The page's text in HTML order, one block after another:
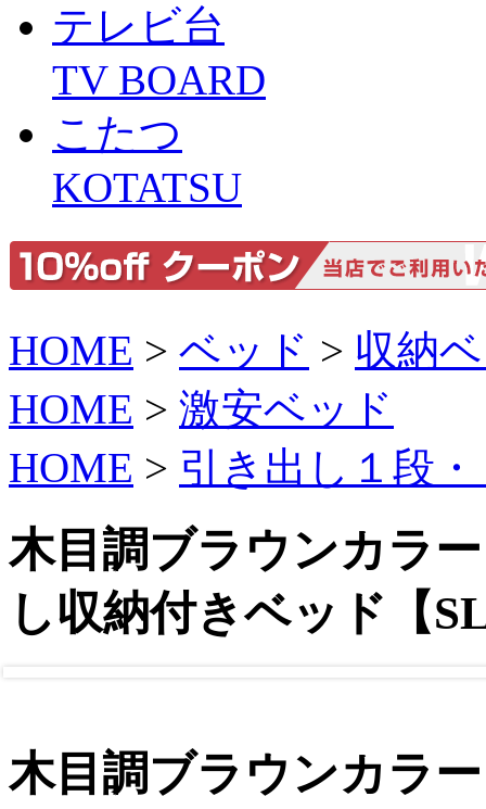
テレビ台
TV BOARD
こたつ
KOTATSU
HOME > ベッド > 収納
HOME > 激安ベッド
HOME > 引き出し１段
木目調ブラウンカラ
し収納付きベッド【
木目調ブラウンカラ